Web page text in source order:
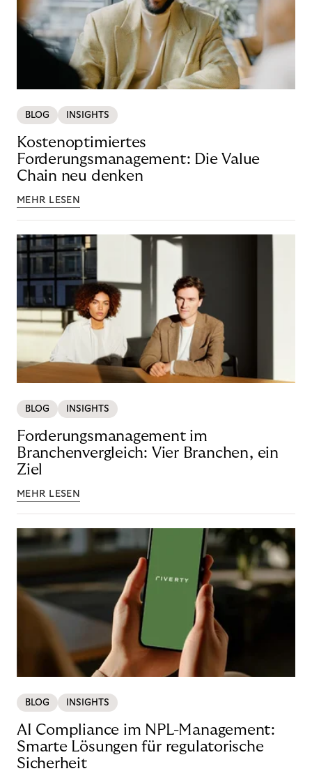
BLOG INSIGHTS
Kostenoptimiertes
Forderungsmanagement: Die Value
Chain neu denken
MEHR LESEN
BLOG INSIGHTS
Forderungsmanagement im
Branchenvergleich: Vier Branchen, ein
Ziel
MEHR LESEN
BLOG INSIGHTS
AI Compliance im NPL-Management:
Smarte Lösungen für regulatorische
Sicherheit